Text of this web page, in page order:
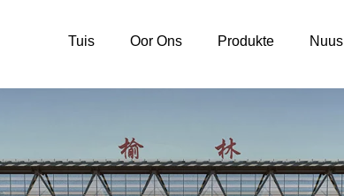
Tuis Oor Ons Produkte Nuus